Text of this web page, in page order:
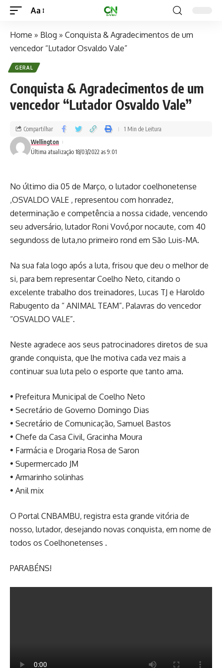
Aa
Home » Blog » Conquista & Agradecimentos de um
vencedor “Lutador Osvaldo Vale”
GERAL
Conquista & Agradecimentos de um
vencedor “Lutador Osvaldo Vale”
Última atualização 18/03/2022 as 9:01
Wellington
Compartilhar 1 Min de Leitura
No último dia 05 de Março, o lutador coelhonetense
,OSVALDO VALE , representou com honradez,
determinação e competência a nossa cidade, vencendo
seu adversário, lutador Roni Vovó,por nocaute, com 40
segundoss de luta,no primeiro rond em São Luis-MA.
Na sua fala logo após a luta, frisou que deu o melhor de
si, para bem representar Coelho Neto, citando o
excelente trabalho dos treinadores, Lucas TJ e Haroldo
Rabugento da “ ANIMAL TEAM”. Palavras do vencedor
“OSVALDO VALE”.
Neste agradece aos seus patrocinadores diretos de sua
grande conquista, que lhe motiva cada vez mais a
continuar sua luta pelo o esporte que tanto ama.
• Prefeitura Municipal de Coelho Neto
• Secretário de Governo Domingo Dias
• Secretário de Comunicação, Samuel Bastos
• Chefe da Casa Civil, Gracinha Moura
• Farmácia e Drogaria Rosa de Saron
• Supermercado JM
• Armarinho solinhas
• Anil mix
O Portal CNBAMBU, registra esta grande vitória de
nosso, lutador, desejando novas conquista, em nome de
todos os Coelhonetenses .
PARABÉNS!